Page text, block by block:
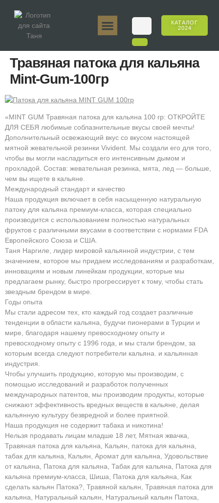
КАТАЛОГ
2024
Травяная патока для кальяна
Mint-Gum-100гр
«MINT GUM Травяная патока для кальяна 100 гр: ОТКРОЙТЕ
ДЛЯ СЕБЯ любимые соблазнительные вкусы своей мечты!
Дополнительный освежающий вкус со вкусом настоящей
мятной жевательной резинки Vivident. Мы создали его для того,
чтобы вы могли насладиться его интенсивным дымом и
прохладой. Состав: жевательная резинка, мята, лед — больше,
чем вы ищете в кальяне.
Международный стандарт и качество
Наша продукция включает в себя насыщенную натуральную
патоку для кальяна премиум-класса, которая специально
производится с использованием полностью натуральных
фруктов с различными вкусами в соответствии с нормами FDA
Европейского Союза и США.
Таня Наргиле, лидер мировой кальянной индустрии, с тем
значением, которое мы придаем исследованиям и разработкам,
инновациям и новым линейкам продукции, которые мы
предлагаем рынку, быстро прогрессирует к тому, чтобы стать
звездным брендом в мире.
Годы опыта
Мы стали адресом тех, кто каждый год создает различные
тенденции в области кальяна, будучи пионерами в Турции и
мире, благодаря нашему превосходному опыту и
превосходному опыту с 1996 года, и мы стали брендом, за
которым всегда следуют потребители кальяна. и кальянная
индустрия.
Чтобы улучшить продукцию, которую мы производим, с
помощью исследований и разработок полученных
международных патентов, мы производим продукты, которые
снижают эффективность вредных веществ в кальяне, делая
кальянную культуру безвредной и более приятной.
Наша продукция не содержит табака и никотина!
Нельзя продавать лицам младше 18 лет, Мятная жвачка,
Травяная патока для кальяна, Кальян, патока для кальяна,
табак для кальяна, Кальян, Аромат для кальяна, Удовольствие
от кальяна, Патока для кальяна, Табак для кальяна, Патока для
кальяна премиум-класса, Шиша, Патока для кальяна, Как
сделать кальян Патока?, Травяной кальян, Травяная патока для
кальяна, Натуральный кальян, Натуральный кальян Патока,